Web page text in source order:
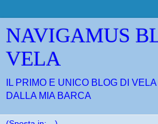
NAVIGAMUS
VELA
IL PRIMO E UNICO BLOG DI
DALLA MIA BARCA